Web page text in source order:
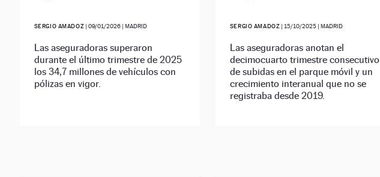
SERGIO AMADOZ |09/01/2026 | MADRID
Las aseguradoras superaron
durante el último trimestre de 2025
los 34,7 millones de vehículos con
pólizas en vigor.
SERGIO AMADOZ | 15/10/2025 | MADRID
Las aseguradoras anotan el
decimocuarto trimestre consecutivo
de subidas en el parque móvil y un
crecimiento interanual que no se
registraba desde 2019.